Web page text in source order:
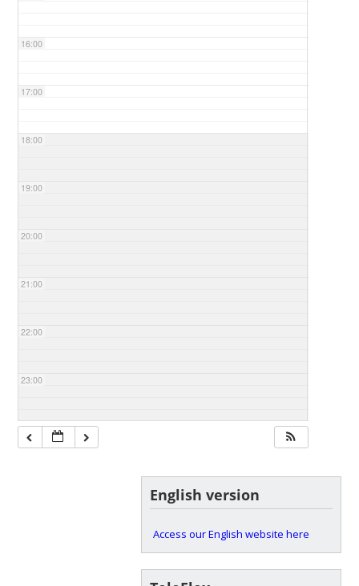
16:00
17:00
18:00
19:00
20:00
21:00
22:00
23:00
English version
Access our English website here